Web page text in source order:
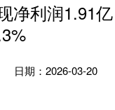
净利润1.91亿
日期：2026-03-20